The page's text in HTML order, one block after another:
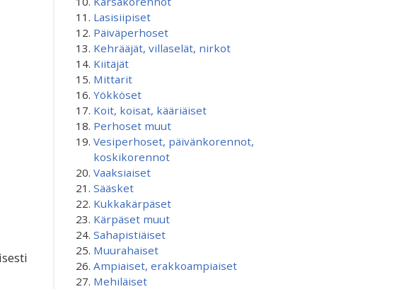
Lasisiipiset
Päiväperhoset
Kehrääjät, villaselät, nirkot
Kiitäjät
Mittarit
Yökköset
Koit, koisat, kääriäiset
Perhoset muut
Vesiperhoset, päivänkorennot,
koskikorennot
Vaaksiaiset
Sääsket
Kukkakärpäset
Kärpäset muut
Sahapistiäiset
Muurahaiset
Ampiaiset, erakkoampiaiset
Mehiläiset